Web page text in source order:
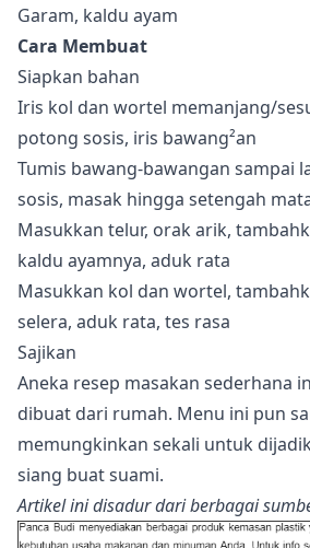
Garam, kaldu ayam
Cara Membuat
Siapkan bahan
Iris kol dan wortel memanjang/
potong sosis, iris bawang²an
Tumis bawang-bawangan sampai
sosis, masak hingga setengah
Masukkan telur, orak arik,
kaldu ayamnya, aduk rata
Masukkan kol dan wortel,
selera, aduk rata, tes rasa
Sajikan
Aneka resep masakan sederhana
dibuat dari rumah. Menu ini pun
memungkinkan sekali untuk
siang buat suami.
Artikel ini disadur dari berbagai